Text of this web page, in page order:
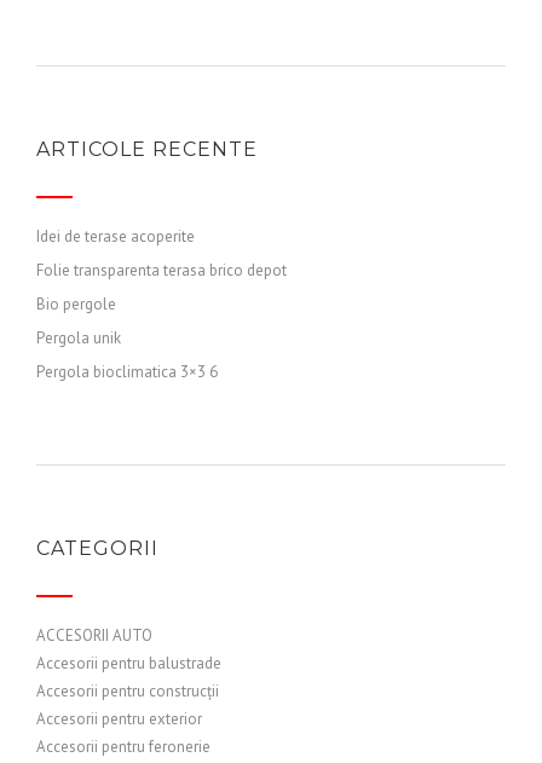
ARTICOLE RECENTE
Idei de terase acoperite
Folie transparenta terasa brico depot
Bio pergole
Pergola unik
Pergola bioclimatica 3×3 6
CATEGORII
ACCESORII AUTO
Accesorii pentru balustrade
Accesorii pentru construcții
Accesorii pentru exterior
Accesorii pentru feronerie